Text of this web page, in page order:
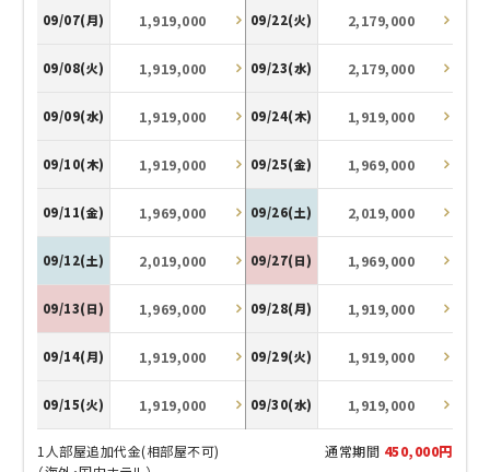
09/07(月) 1,919,000
09/08(火) 1,919,000
09/09(水) 1,919,000
09/10(木) 1,919,000
09/11(金) 1,969,000
09/12(土) 2,019,000
09/13(日) 1,969,000
09/14(月) 1,919,000
09/15(火) 1,919,000
09/22(火) 2,179,000
09/23(水) 2,179,000
09/24(木) 1,919,000
09/25(金) 1,969,000
09/26(土) 2,019,000
09/27(日) 1,969,000
09/28(月) 1,919,000
09/29(火) 1,919,000
09/30(水) 1,919,000
1人部屋追加代金(相部屋不可)
通常期間 450,000円